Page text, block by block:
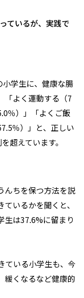
ているが、実践で
学生に、健康な腸
「よく運動する（7
％）」「よくご飯
％）」と、正しい
超えています。
んちを保つ方法を説
いるかを聞くと、
生は37.6%に留まり
ている小学生も、今
緩くなるなど健康的